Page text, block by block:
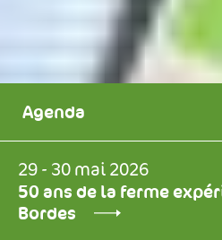
Agenda
29 - 30 mai 2026
50 ans de la ferme
Bordes